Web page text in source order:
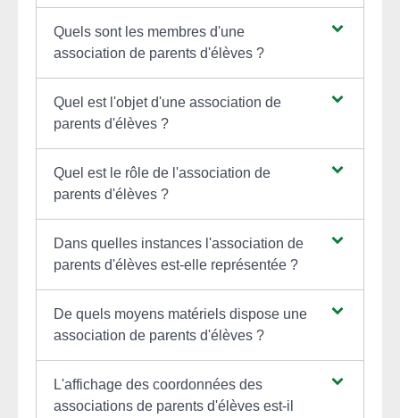
Quels sont les membres d'une
association de parents d'élèves ?
Quel est l'objet d'une association de
parents d'élèves ?
Quel est le rôle de l'association de
parents d'élèves ?
Dans quelles instances l'association de
parents d'élèves est-elle représentée ?
De quels moyens matériels dispose une
association de parents d'élèves ?
L'affichage des coordonnées des
associations de parents d'élèves est-il